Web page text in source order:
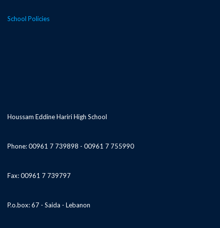
School Policies
Houssam Eddine Hariri High School
Phone: 00961 7 739898 - 00961 7 755990
Fax: 00961 7 739797
P.o.box: 67 - Saida - Lebanon